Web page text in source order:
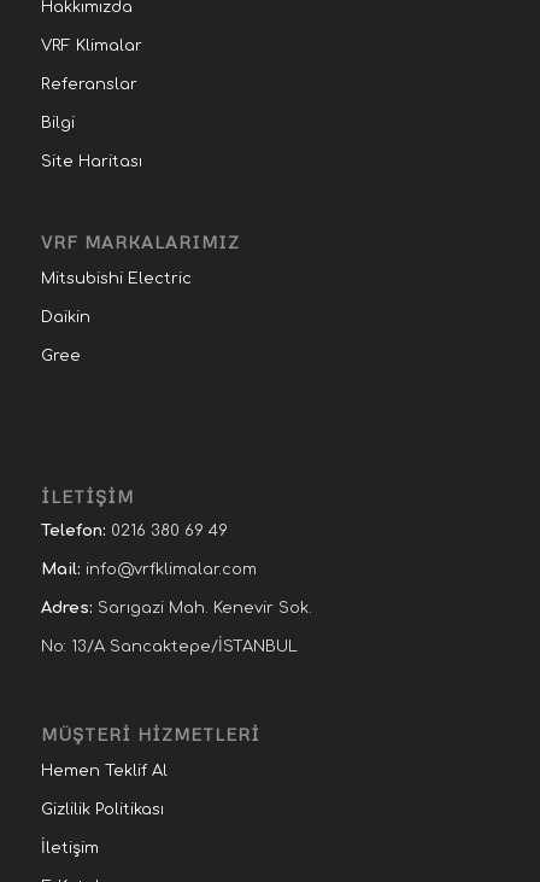
Hakkımızda
VRF Klimalar
Referanslar
Bilgi
Site Haritası
VRF MARKALARIMIZ
Mitsubishi Electric
Daikin
Gree
İLETİŞİM
Telefon: 0216 380 69 49
Mail: info@vrfklimalar.com
Adres: Sarıgazi Mah. Kenevir Sok.
No: 13/A Sancaktepe/İSTANBUL
MÜŞTERİ HİZMETLERİ
Hemen Teklif Al
Gizlilik Politikası
İletişim